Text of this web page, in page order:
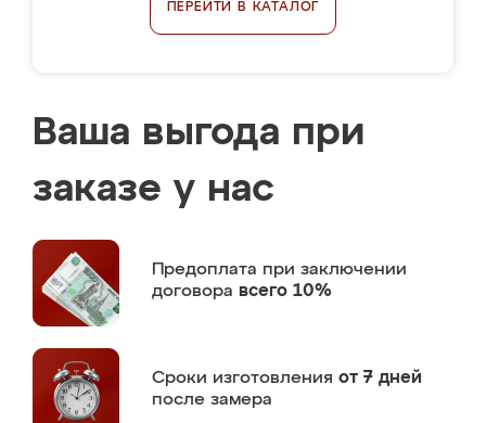
ПЕРЕЙТИ В КАТАЛОГ
Ваша выгода при
заказе у нас
Предоплата при заключении
договора всего 10%
Сроки изготовления от 7 дней
после замера